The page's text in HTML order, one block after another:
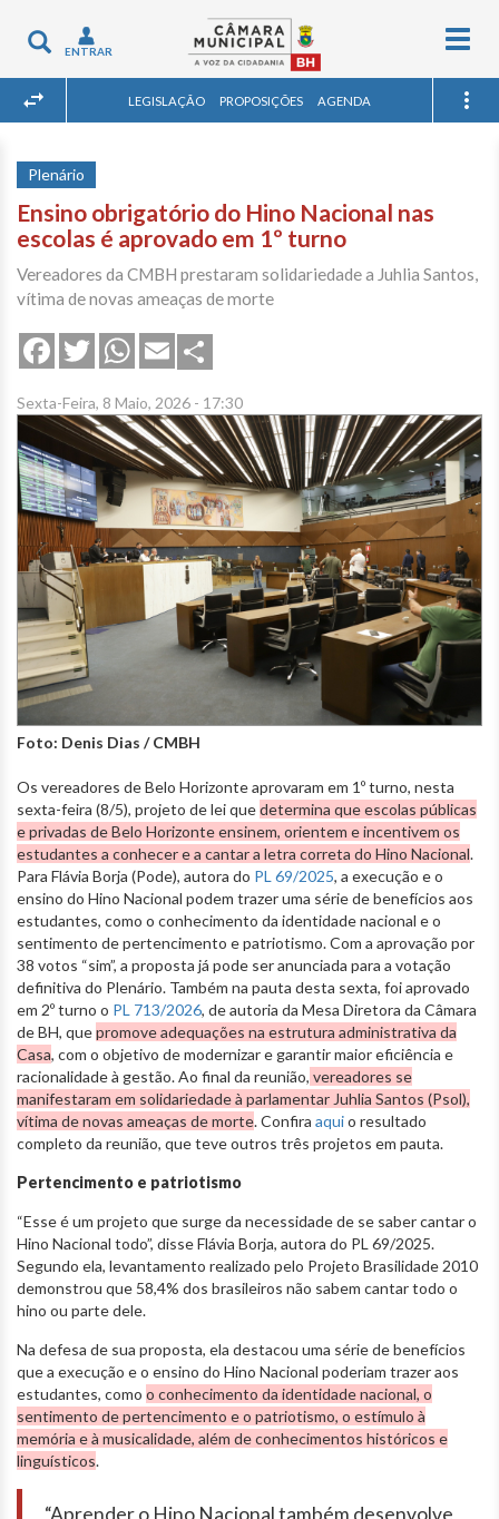
Toggle
navigation
ENTRAR
LEGISLAÇÃO PROPOSIÇÕES AGENDA
Plenário
Ensino obrigatório do Hino Nacional nas
escolas é aprovado em 1º turno
Vereadores da CMBH prestaram solidariedade a Juhlia Santos,
vítima de novas ameaças de morte
FacebookTwitterWhatsApp
Email
Sexta-Feira, 8 Maio, 2026 - 17:30
Foto: Denis Dias / CMBH
Os vereadores de Belo Horizonte aprovaram em 1º turno, nesta
sexta-feira (8/5), projeto de lei quedetermina que escolas públicas
e privadas de Belo Horizonte ensinem, orientem e incentivem os
estudantes a conhecer e a cantar a letra correta do Hino Nacional.
Para Flávia Borja (Pode), autora do PL 69/2025, a execução e o
ensino do Hino Nacional podem trazer uma série de benefícios aos
estudantes, como o conhecimento da identidade nacional e o
sentimento de pertencimento e patriotismo. Com a aprovação por
38 votos “sim”, a proposta já pode ser anunciada para a votação
definitiva do Plenário. Também na pauta desta sexta, foi aprovado
em 2º turno o PL 713/2026, de autoria da Mesa Diretora da Câmara
de BH, quepromove adequações na estrutura administrativa da
Casa, com o objetivo de modernizar e garantir maior eficiência e
racionalidade à gestão. Ao final da reunião, vereadores se
manifestaram em solidariedade à parlamentar Juhlia Santos (Psol),
vítima de novas ameaças de morte. Confira aquio resultado
completo da reunião, que teve outros três projetos em pauta.
Pertencimento e patriotismo
“Esse é um projeto que surge da necessidade de se saber cantar o
Hino Nacional todo”, disse Flávia Borja, autora do PL 69/2025.
Segundo ela, levantamento realizado pelo Projeto Brasilidade 2010
demonstrou que 58,4% dos brasileiros não sabem cantar todo o
hino ou parte dele.
Na defesa de sua proposta, ela destacou uma série de benefícios
que a execução e o ensino do Hino Nacional poderiam trazer aos
estudantes, como o conhecimento da identidade nacional, o
sentimento de pertencimento e o patriotismo, o estímulo à
memória e à musicalidade, além de conhecimentos históricos e
linguísticos.
“Aprender o Hino Nacional também desenvolve